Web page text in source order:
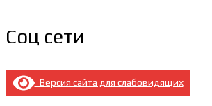
Соц сети
Версия сайта для слабовидящих